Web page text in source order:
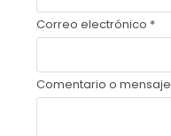
Correo electrónico *
Comentario o mensaje